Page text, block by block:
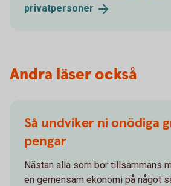
privatpersoner
Andra läser också
Så undviker ni onödiga
pengar
Nästan alla som bor tillsammans
en gemensam ekonomi på något